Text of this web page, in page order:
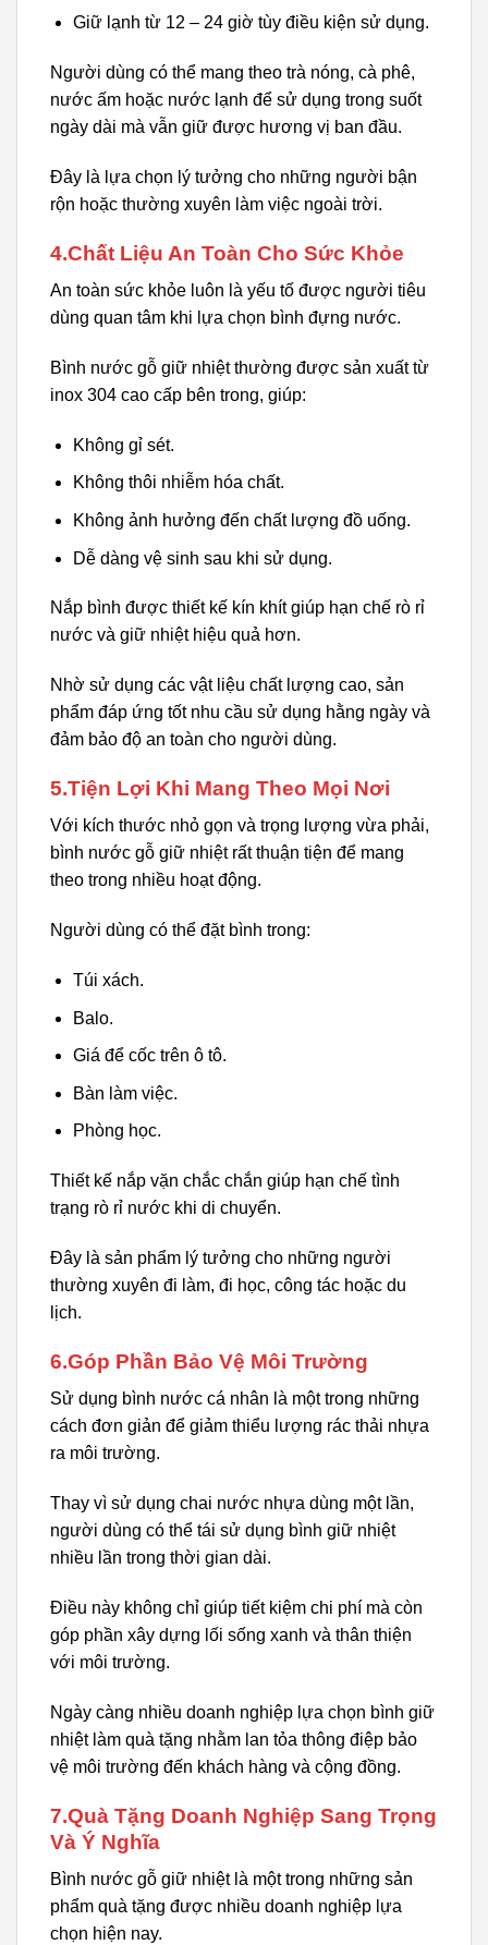
Giữ lạnh từ 12 – 24 giờ tùy điều kiện sử dụng.
Người dùng có thể mang theo trà nóng, cà phê,
nước ấm hoặc nước lạnh để sử dụng trong suốt
ngày dài mà vẫn giữ được hương vị ban đầu.
Đây là lựa chọn lý tưởng cho những người bận
rộn hoặc thường xuyên làm việc ngoài trời.
4.Chất Liệu An Toàn Cho Sức Khỏe
An toàn sức khỏe luôn là yếu tố được người tiêu
dùng quan tâm khi lựa chọn bình đựng nước.
Bình nước gỗ giữ nhiệt thường được sản xuất từ
inox 304 cao cấp bên trong, giúp:
Không gỉ sét.
Không thôi nhiễm hóa chất.
Không ảnh hưởng đến chất lượng đồ uống.
Dễ dàng vệ sinh sau khi sử dụng.
Nắp bình được thiết kế kín khít giúp hạn chế rò rỉ
nước và giữ nhiệt hiệu quả hơn.
Nhờ sử dụng các vật liệu chất lượng cao, sản
phẩm đáp ứng tốt nhu cầu sử dụng hằng ngày và
đảm bảo độ an toàn cho người dùng.
5.Tiện Lợi Khi Mang Theo Mọi Nơi
Với kích thước nhỏ gọn và trọng lượng vừa phải,
bình nước gỗ giữ nhiệt rất thuận tiện để mang
theo trong nhiều hoạt động.
Người dùng có thể đặt bình trong:
Túi xách.
Balo.
Giá để cốc trên ô tô.
Bàn làm việc.
Phòng học.
Thiết kế nắp vặn chắc chắn giúp hạn chế tình
trạng rò rỉ nước khi di chuyển.
Đây là sản phẩm lý tưởng cho những người
thường xuyên đi làm, đi học, công tác hoặc du
lịch.
6.Góp Phần Bảo Vệ Môi Trường
Sử dụng bình nước cá nhân là một trong những
cách đơn giản để giảm thiểu lượng rác thải nhựa
ra môi trường.
Thay vì sử dụng chai nước nhựa dùng một lần,
người dùng có thể tái sử dụng bình giữ nhiệt
nhiều lần trong thời gian dài.
Điều này không chỉ giúp tiết kiệm chi phí mà còn
góp phần xây dựng lối sống xanh và thân thiện
với môi trường.
Ngày càng nhiều doanh nghiệp lựa chọn bình giữ
nhiệt làm quà tặng nhằm lan tỏa thông điệp bảo
vệ môi trường đến khách hàng và cộng đồng.
7.Quà Tặng Doanh Nghiệp Sang Trọng
Và Ý Nghĩa
Bình nước gỗ giữ nhiệt là một trong những sản
phẩm quà tặng được nhiều doanh nghiệp lựa
chọn hiện nay.